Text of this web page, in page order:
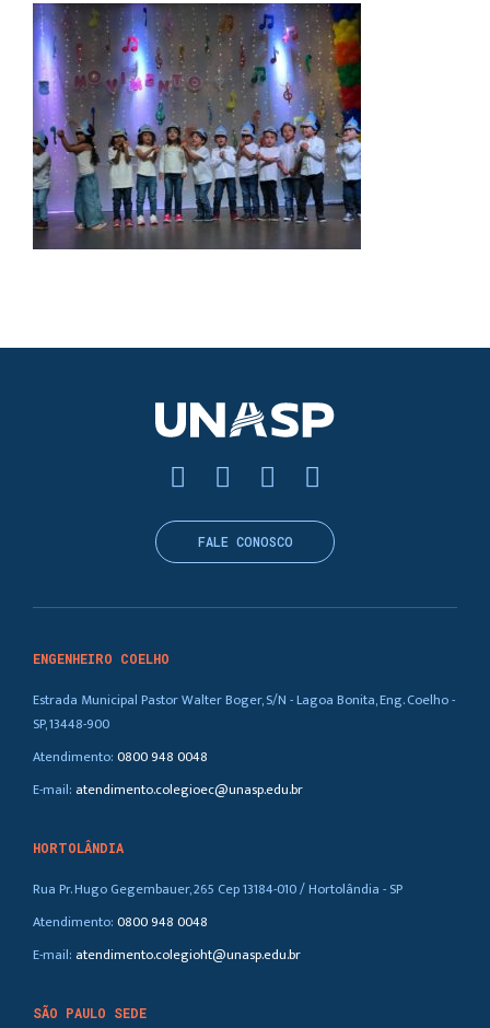
ENGENHEIRO COELHO
Estrada Municipal Pastor Walter Boger, S/N - Lagoa Bonita, Eng. Coelho -
SP, 13448-900
Atendimento:0800 948 0048
E-mail: atendimento.colegioec@unasp.edu.br
HORTOLÂNDIA
Rua Pr. Hugo Gegembauer, 265 Cep 13184-010 / Hortolândia - SP
Atendimento:0800 948 0048
E-mail: atendimento.colegioht@unasp.edu.br
SÃO PAULO SEDE
FALE CONOSCO